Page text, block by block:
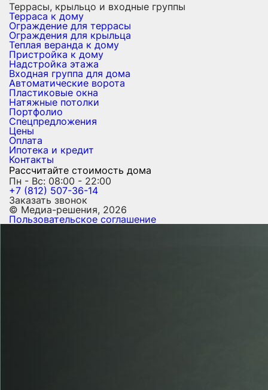
Террасы, крыльцо и входные группы
Терраса к дому
Ограждение для террасы
Ограждения для крыльца
Теплая веранда к дому
Пристройка к дому
Надстройка этажа
Входная группа для дома
Автоматические ворота
Пластиковые окна
Натяжные потолки
Портфолио
Спецпредложения
Цены
Оплата
Ипотека и кредит
Контакты
Рассчитайте стоимость дома
Пн - Вс: 08:00 - 22:00
+7 (812) 507-36-14
Заказать звонок
© Медиа-решения, 2026
Пользовательское соглашение